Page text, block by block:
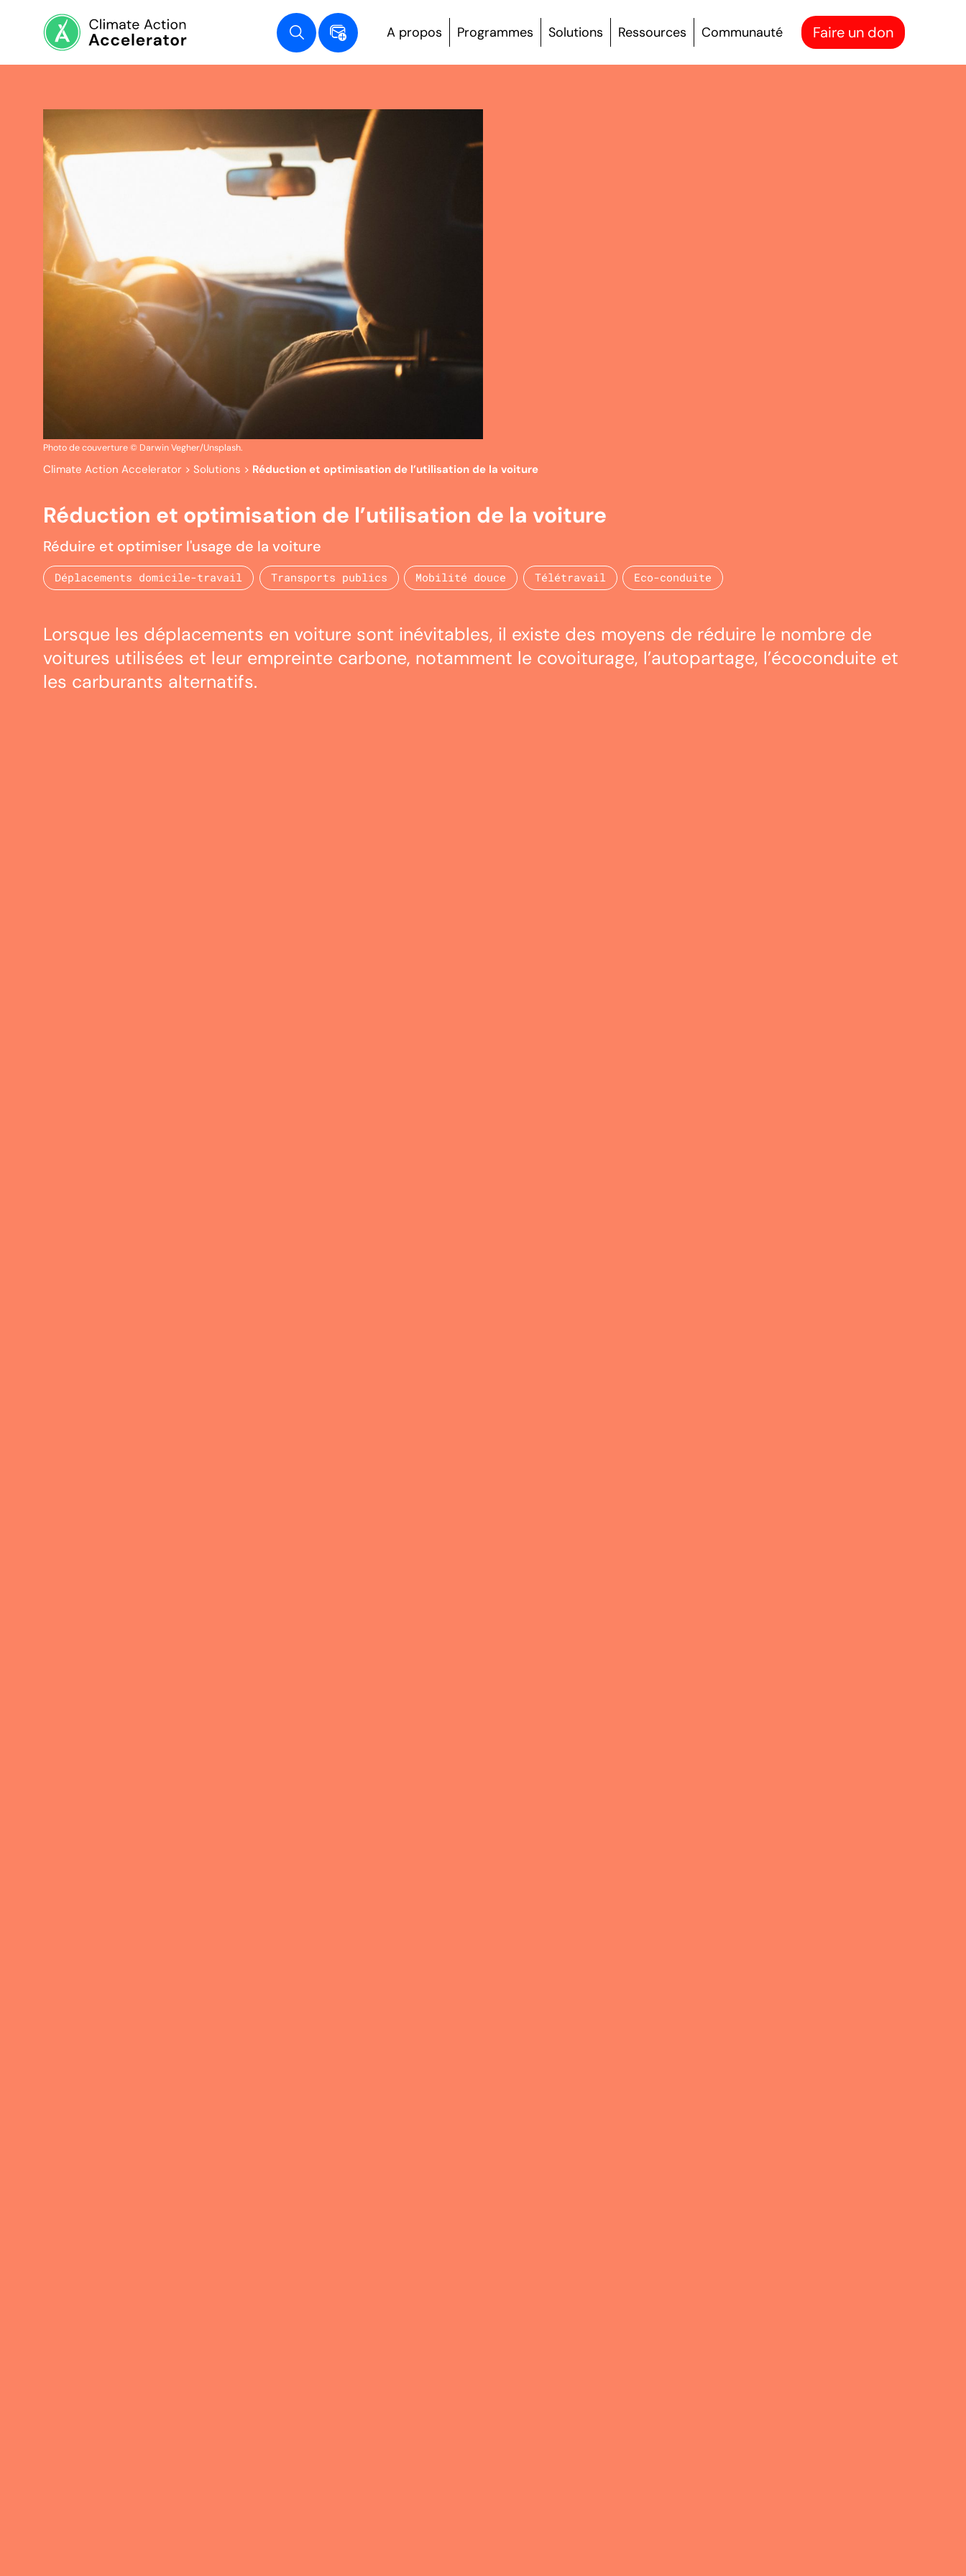
A propos Programmes Solutions Ressources Communauté Faire un don
Photo de couverture © Darwin Vegher/Unsplash.
Climate Action Accelerator > Solutions > Réduction et optimisation de l’utilisation de la voiture
Réduction et optimisation de l’utilisation de la voiture
Réduire et optimiser l'usage de la voiture
Déplacements domicile-travail Transports publics Mobilité douce Télétravail Eco-conduite
Lorsque les déplacements en voiture sont inévitables, il existe des moyens de réduire le nombre de
voitures utilisées et leur empreinte carbone, notamment le covoiturage, l’autopartage, l’écoconduite et
les carburants alternatifs.